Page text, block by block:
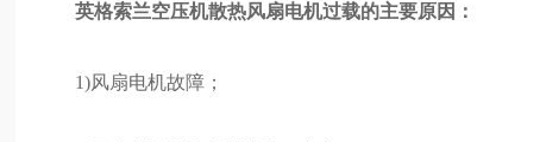
英格索兰空压机散热风扇电机过载的主要原因：
1)风扇电机故障；